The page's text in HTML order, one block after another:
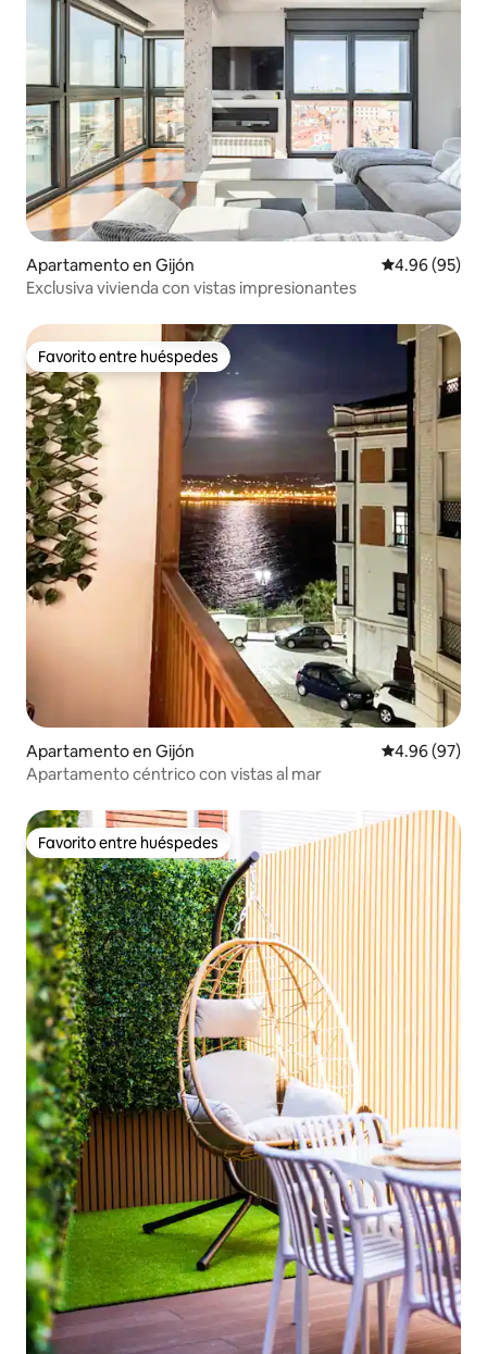
Apartamento en Gijón Calificación
4.96 (95)
Exclusiva vivienda con vistas impresionantes
Favorito entre huéspedes
Favorito entre huéspedes
Apartamento en Gijón Calificación
4.96 (97)
Apartamento céntrico con vistas al mar
Favorito entre huéspedes
Favorito entre huéspedes